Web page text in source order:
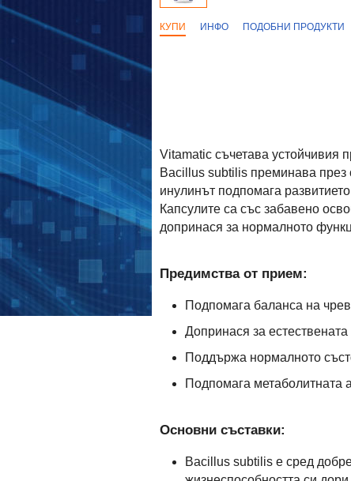
КУПИ ИНФО ПОДОБНИ ПРОДУКТИ
Vitamatic съчетава устойчивия
Bacillus subtilis преминава през
инулинът подпомага
Капсулите са със забавено
допринася за нормалното
Предимства от прием:
Подпомага баланса на
Допринася за
Поддържа нормалното
Подпомага метаболитната
Основни съставки:
Bacillus subtilis е сред